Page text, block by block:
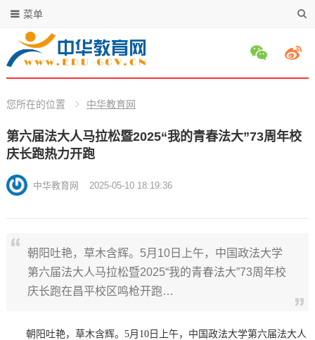
菜单
您所在的位置 中华教育网
第六届法大人马拉松暨2025“我的青春法大”73周年校
庆长跑热力开跑
中华教育网 2025-05-10 18:19:36
朝阳吐艳，草木含辉。5月10日上午，中国政法大学
第六届法大人马拉松暨2025“我的青春法大”73周年校
庆长跑在昌平校区鸣枪开跑…
朝阳吐艳，草木含辉。5月10日上午，中国政法大学第六届法大人